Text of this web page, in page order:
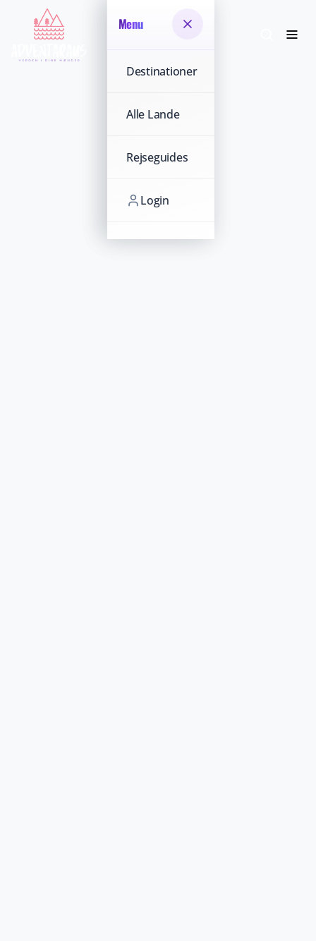
Menu
Destinationer
Alle Lande
Rejseguides
Login
Menu
Destinationer
Alle Lande
Rejseguides
Login